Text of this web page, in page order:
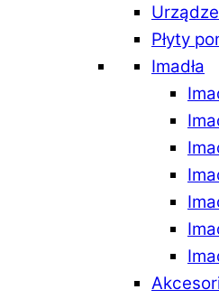
Płyty
Imadła